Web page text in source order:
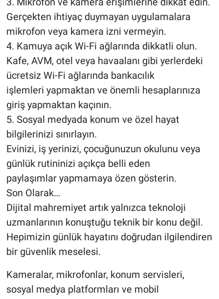
Gerçekten ihtiyaç duymayan uygulamalara
mikrofon veya kamera izni vermeyin.
4. Kamuya açık Wi-Fi ağlarında dikkatli olun.
Kafe, AVM, otel veya havaalanı gibi yerlerdeki
ücretsiz Wi-Fi ağlarında bankacılık
işlemleri yapmaktan ve önemli hesaplarınıza
giriş yapmaktan kaçının.
5. Sosyal medyada konum ve özel hayat
bilgilerinizi sınırlayın.
Evinizi, iş yerinizi, çocuğunuzun okulunu veya
günlük rutininizi açıkça belli eden
paylaşımlar yapmamaya özen gösterin.
Son Olarak…
Dijital mahremiyet artık yalnızca teknoloji
uzmanlarının konuştuğu teknik bir konu değil.
Hepimizin günlük hayatını doğrudan ilgilendiren
bir güvenlik meselesi.
Kameralar, mikrofonlar, konum servisleri,
sosyal medya platformları ve mobil